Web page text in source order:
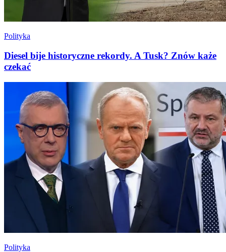
Polityka
Diesel bije historyczne rekordy. A Tusk? Znów każe
czekać
Polityka